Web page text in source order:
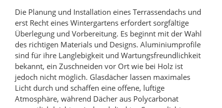
Die Planung und Installation eines Terrassendachs und
erst Recht eines Wintergartens erfordert sorgfältige
Überlegung und Vorbereitung. Es beginnt mit der Wahl
des richtigen Materials und Designs. Aluminiumprofile
sind für ihre Langlebigkeit und Wartungsfreundlichkeit
bekannt, ein Zuschneiden vor Ort wie bei Holz ist
jedoch nicht möglich. Glasdächer lassen maximales
Licht durch und schaffen eine offene, luftige
Atmosphäre, während Dächer aus Polycarbonat